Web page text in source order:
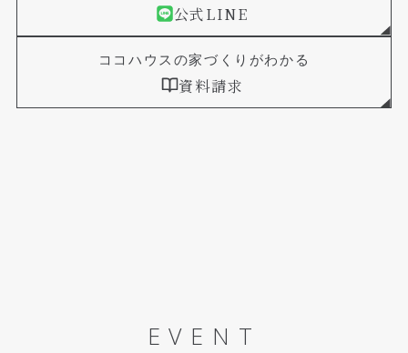
公式LINE
ココハウスの家づくりがわかる
資料請求
EVENT